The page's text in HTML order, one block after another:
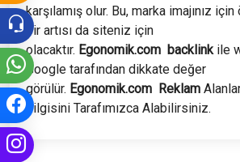
karşılamış olur. Bu, marka imajınız
bir artısı da siteniz için
olacaktır. Egonomik.com backlink ile
Google tarafından dikkate değer
görülür. Egonomik.com Reklam
bilgisini Tarafımızca Alabilirsiniz.